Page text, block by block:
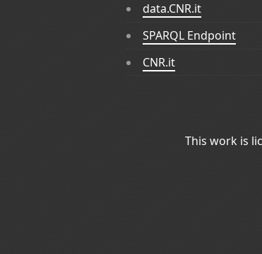
data.CNR.it
SPARQL Endpoint
CNR.it
This work is